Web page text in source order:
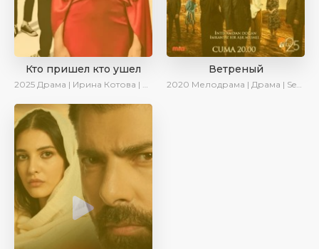
Кто пришел кто ушел
2025 Драма | Ирина Котова | Новинки | Сериалы 2025
Ветреный
2020 Мелодрама | Драма | SesDizi | Ирина Котова | AveTurk